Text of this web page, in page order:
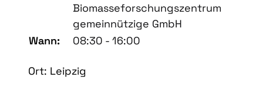
Biomasseforschungszentrum
gemeinnützige GmbH
Wann:
08:30 - 16:00
Ort: Leipzig